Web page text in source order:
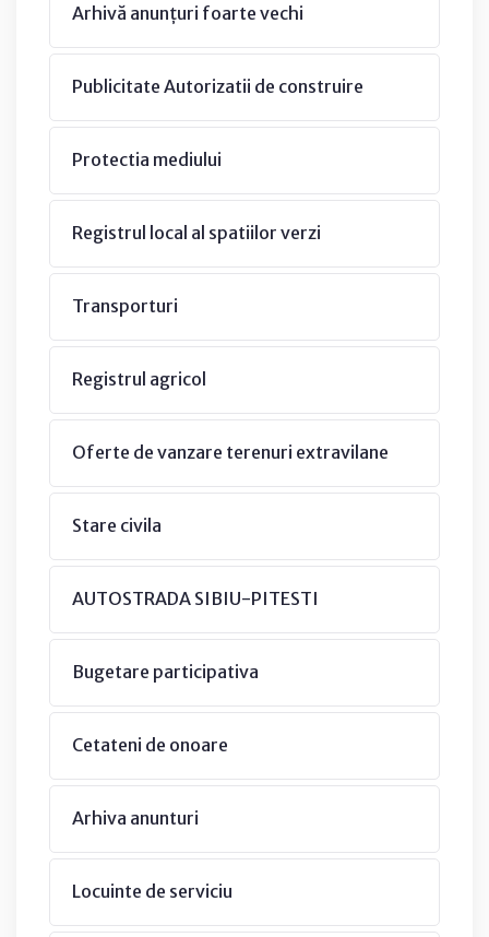
Arhivă anunțuri foarte vechi
Publicitate Autorizatii de construire
Protectia mediului
Registrul local al spatiilor verzi
Transporturi
Registrul agricol
Oferte de vanzare terenuri extravilane
Stare civila
AUTOSTRADA SIBIU-PITESTI
Bugetare participativa
Cetateni de onoare
Arhiva anunturi
Locuinte de serviciu